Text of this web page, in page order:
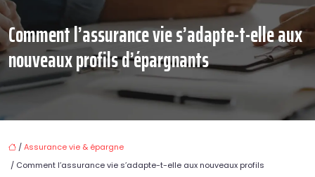
Comment l’assurance vie s’adapte-t-elle aux
nouveaux profils d’épargnants
/Assurance vie & épargne
/ Comment l’assurance vie s’adapte-t-elle aux nouveaux profils